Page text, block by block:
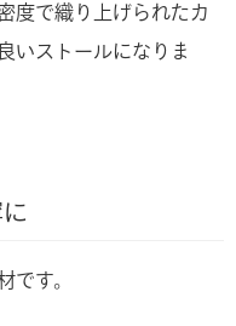
度で織り上げられたカ
いストールになりま
す。